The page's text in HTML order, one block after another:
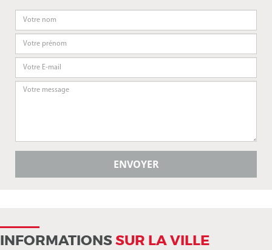
INFORMATIONSSUR LA VILLE